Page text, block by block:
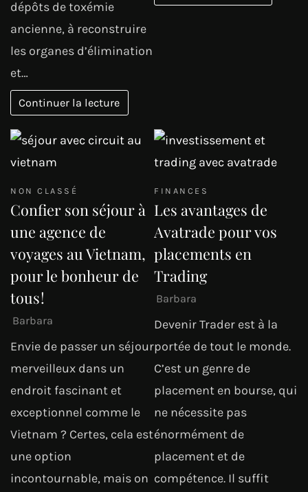
dépôts de toxémie
ancienne, à reconstruire
les organes d’élimination
et…
Continuer la lecture
NON CLASSÉ
Confier son séjour à
une agence de
voyages au Vietnam,
pour le bonheur de
tous !
Barbara
Envie de passer un séjour
merveilleux dans un
endroit fascinant et
exceptionnel comme le
Vietnam ? Certes, cela est
une option
incontournable, mais on
FINANCES
Les avantages de
Avatrade pour vos
placements en
Trading
Barbara
Devenir Trader est à la
portée de tout le monde.
C’est un genre de
placement en bourse, qui
ne nécessite pas
énormément de
placement et de
compétence. Il suffit